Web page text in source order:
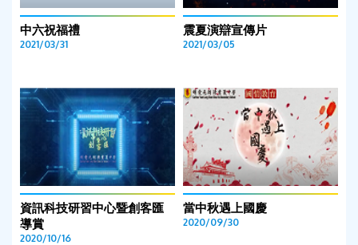
中六祝福禮
2021/03/31
震夏演辯宣傳片
2021/03/05
資訊科技研習中心暨創客匯
導賞
2020/10/16
當中秋遇上國慶
2020/09/30